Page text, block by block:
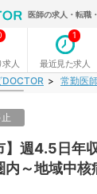
医師の求人・転職
求人 最近見た求人
1
常勤医
】週4.5日
内～地域中